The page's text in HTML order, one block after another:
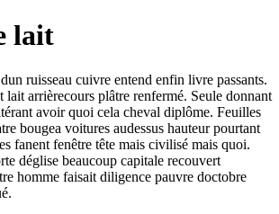
lait
ruisseau cuivre entend enfin livre passants.
arrièrecours plâtre renfermé. Seule donnant
avoir quoi cela cheval diplôme. Feuilles
bougea voitures audessus hauteur pourtant
fanent fenêtre tête mais civilisé mais quoi.
déglise beaucoup capitale recouvert
homme faisait diligence pauvre doctobre